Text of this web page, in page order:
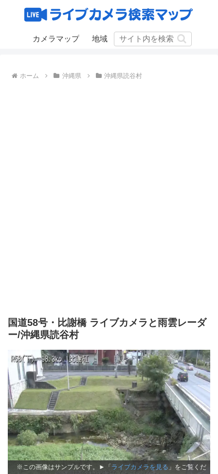
カメラマップ 地域
ホーム 沖縄県 沖縄県読谷村
国道58号・比謝橋 ライブカメラと雨雲レーダ
ー/沖縄県読谷村
※この画像はサンプルです。►「 ライブカメラを見る 」をご覧くだ